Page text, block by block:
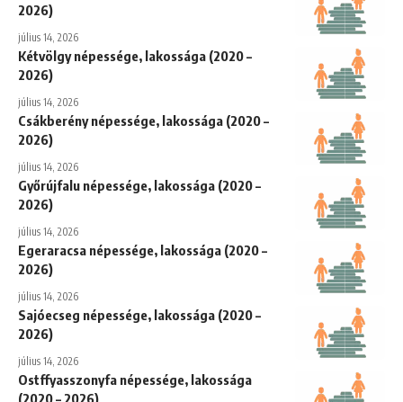
2026)
július 14, 2026
Kétvölgy népessége, lakossága (2020 –
2026)
július 14, 2026
Csákberény népessége, lakossága (2020 –
2026)
július 14, 2026
Győrújfalu népessége, lakossága (2020 –
2026)
július 14, 2026
Egeraracsa népessége, lakossága (2020 –
2026)
július 14, 2026
Sajóecseg népessége, lakossága (2020 –
2026)
július 14, 2026
Ostffyasszonyfa népessége, lakossága
(2020 – 2026)